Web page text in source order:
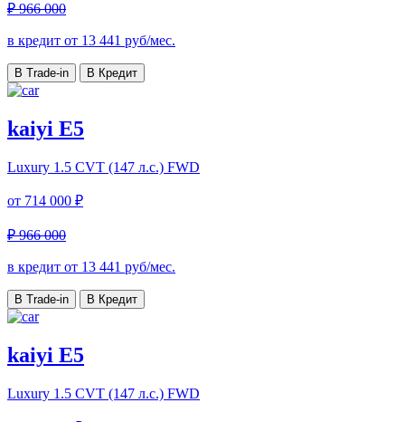
₽ 966 000
в кредит от 13 441 руб/мес.
В Trade-in В Кредит
kaiyi E5
Luxury 1.5 CVT (147 л.с.) FWD
от 714 000 ₽
₽ 966 000
в кредит от 13 441 руб/мес.
В Trade-in В Кредит
kaiyi E5
Luxury 1.5 CVT (147 л.с.) FWD